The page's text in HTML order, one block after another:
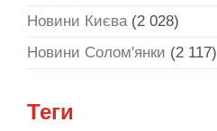
Новини Києва(2 028)
Новини Солом'янки (2 117)
Теги